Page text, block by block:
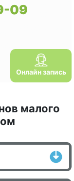
09
Онлайн запись
малого